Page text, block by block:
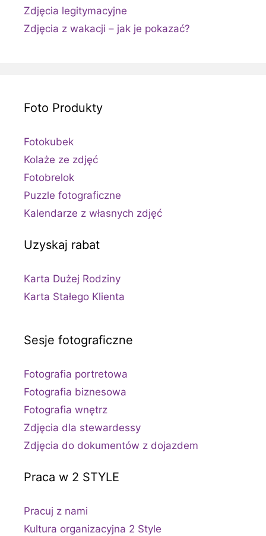
Zdjęcia legitymacyjne
Zdjęcia z wakacji – jak je pokazać?
Foto Produkty
Fotokubek
Kolaże ze zdjęć
Fotobrelok
Puzzle fotograficzne
Kalendarze z własnych zdjęć
Uzyskaj rabat
Karta Dużej Rodziny
Karta Stałego Klienta
Sesje fotograficzne
Fotografia portretowa
Fotografia biznesowa
Fotografia wnętrz
Zdjęcia dla stewardessy
Zdjęcia do dokumentów z dojazdem
Praca w 2 STYLE
Pracuj z nami
Kultura organizacyjna 2 Style